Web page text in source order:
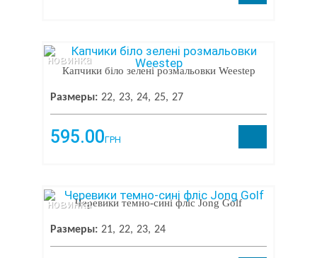
Капчики біло зелені розмальовки Weestep
Размеры: 22 23 24 25 27
595.00ГРН
новинка
Черевики темно-сині фліс Jong Golf
Размеры: 21 22 23 24
новинка